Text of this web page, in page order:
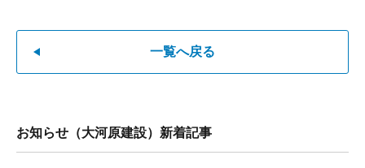
一覧へ戻る
お知らせ（大河原建設）新着記事